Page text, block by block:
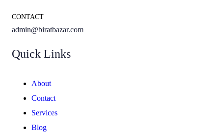
CONTACT
admin@biratbazar.com
Quick Links
About
Contact
Services
Blog